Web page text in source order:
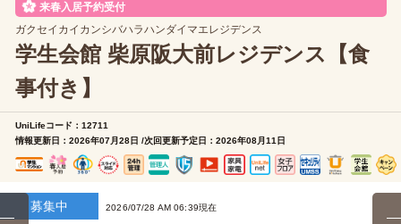
来春入居予約受付
ガクセイカイカンシバハラハンダイマエレジデンス
学生会館 柴原阪大前レジデンス【食
事付き】
UniLifeコード：12711
情報更新日：2026年07月28日 /次回更新予定日：2026年08月11日
募集中 2026/07/28 AM 06:39現在